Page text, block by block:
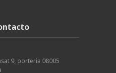
9, portería 08005